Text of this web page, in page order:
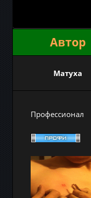
Автор
Матуха
Профессионал